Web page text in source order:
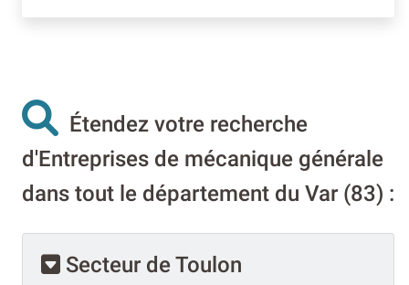
Étendez votre recherche
d'Entreprises de mécanique générale
dans tout le département du Var (83) :
Secteur de Toulon